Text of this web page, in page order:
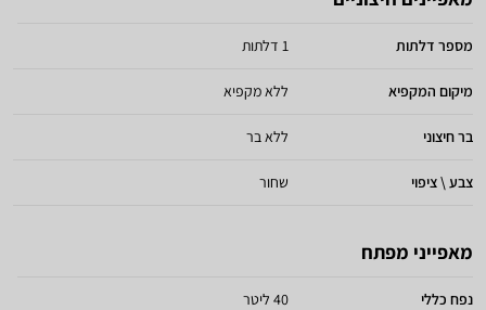
מספר דלתות 1 דלתות
מיקום המקפיא ללא מקפיא
בר חיצוני ללא בר
צבע \ ציפוי שחור
מאפייני מפתח
נפח כללי 40 ליטר